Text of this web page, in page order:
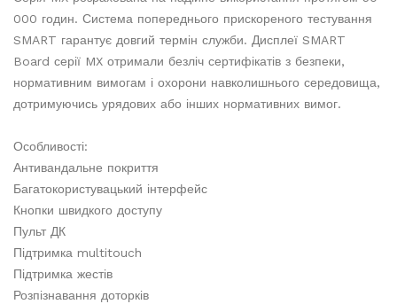
000 годин. Система попереднього прискореного тестування
SMART гарантує довгий термін служби. Дисплеї SMART
Board серії MX отримали безліч сертифікатів з безпеки,
нормативним вимогам і охорони навколишнього середовища,
дотримуючись урядових або інших нормативних вимог.
Особливості:
Антивандальне покриття
Багатокористувацький інтерфейс
Кнопки швидкого доступу
Пульт ДК
Підтримка multitouch
Підтримка жестів
Розпізнавання доторків